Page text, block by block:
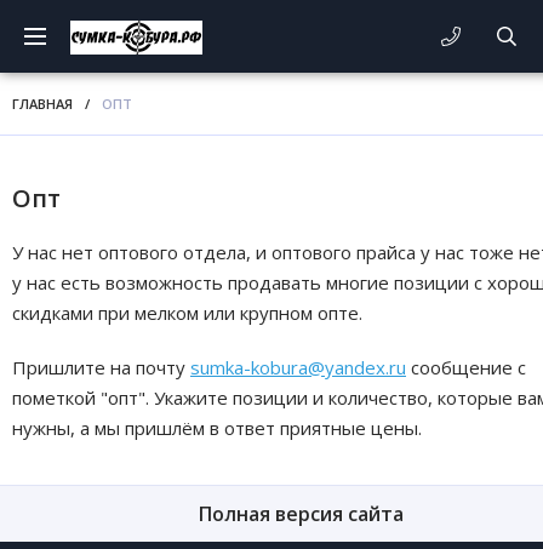
ГЛАВНАЯ / ОПТ
Опт
У нас нет оптового отдела, и оптового прайса у нас тоже
у нас есть возможность продавать многие позиции с
скидками при мелком или крупном опте.
Пришлите на почту sumka-kobura@yandex.ru сообщение с
пометкой "опт". Укажите позиции и количество, которые
нужны, а мы пришлём в ответ приятные цены.
Полная версия сайта